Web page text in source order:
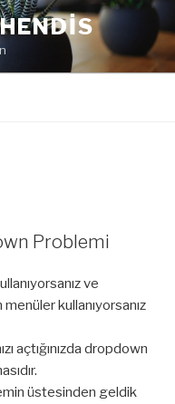
Problemi
ve
kullanıyorsanız
açtığınızda dropdown
üstesinden geldik